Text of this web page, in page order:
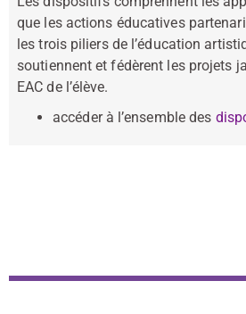
que les actions éducatives
les trois piliers de l’éducation
soutiennent et fédèrent les projets
EAC de l’élève.
accéder à l’ensemble des